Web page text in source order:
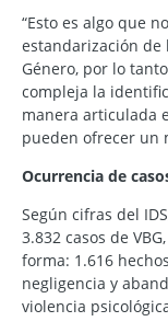
“Esto es algo que
estandarización de
Género, por lo
compleja la
manera articulada
pueden ofrecer un
Ocurrencia de
Según cifras del
3.832 casos de
forma: 1.616
negligencia y
violencia